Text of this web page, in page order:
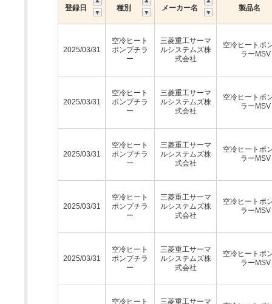
登録日 種別 メーカー名 製品名
2025/03/31
空冷ヒート
ポンプチラ
ー
三菱重工サーマ
ルシステムズ株
式会社
空冷ヒートポ
ラーMSV
2025/03/31
空冷ヒート
ポンプチラ
ー
三菱重工サーマ
ルシステムズ株
式会社
空冷ヒートポ
ラーMSV
2025/03/31
空冷ヒート
ポンプチラ
ー
三菱重工サーマ
ルシステムズ株
式会社
空冷ヒートポ
ラーMSV
2025/03/31
空冷ヒート
ポンプチラ
ー
三菱重工サーマ
ルシステムズ株
式会社
空冷ヒートポ
ラーMSV
2025/03/31
空冷ヒート
ポンプチラ
ー
三菱重工サーマ
ルシステムズ株
式会社
空冷ヒートポ
ラーMSV
空冷ヒート
三菱重工サーマ